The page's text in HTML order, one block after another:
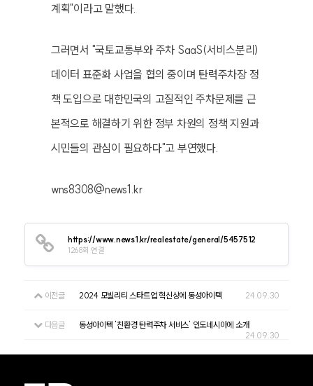
계획"이라고 말했다.
그러면서 "국토교통부와 주차 SaaS(서비스분리)
데이터 표준화 사업을 협의 중이며 탄력주차장 정
책 도입으로 대한민국의 고질적인 주차문제를 근
본적으로 해결하기 위한 정부 차원의 정책 지원과
시민들의 관심이 필요하다"고 부연했다.
wns8308@news1.kr
https://www.news1.kr/realestate/general/5457512
1268회 연결
이전글 2024 모빌리티 스타트업 혁신상에 동성아이텍 24.09.30
다음글
동성아이텍 '친환경 탄력주차 서비스' 인도네시아에 소개
24.09.30